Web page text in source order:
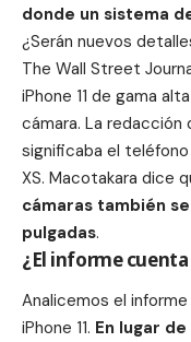
donde un sistema
¿Serán nuevos
The Wall Street
iPhone 11 de gama
cámara. La redacción
significaba el
XS. Macotakara dice
cámaras también
pulgadas.
¿El informe cuenta
Analicemos el
iPhone 11. En lugar